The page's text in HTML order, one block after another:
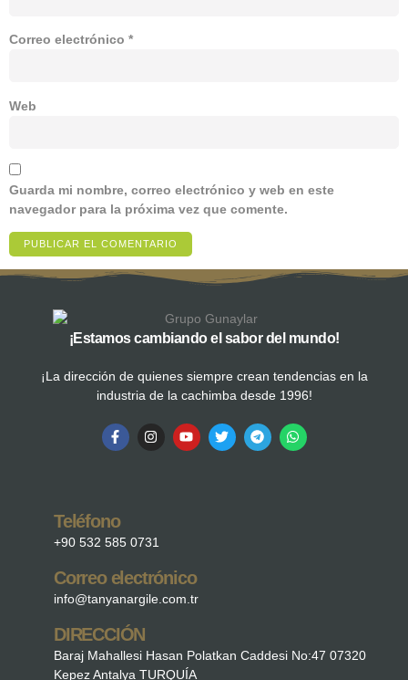
Correo electrónico *
Web
Guarda mi nombre, correo electrónico y web en este
navegador para la próxima vez que comente.
¡Estamos cambiando el sabor del mundo!
¡La dirección de quienes siempre crean tendencias en la
industria de la cachimba desde 1996!
Teléfono
+90 532 585 0731
Correo electrónico
info@tanyanargile.com.tr
DIRECCIÓN
Baraj Mahallesi Hasan Polatkan Caddesi No:47 07320
Kepez Antalya TURQUÍA